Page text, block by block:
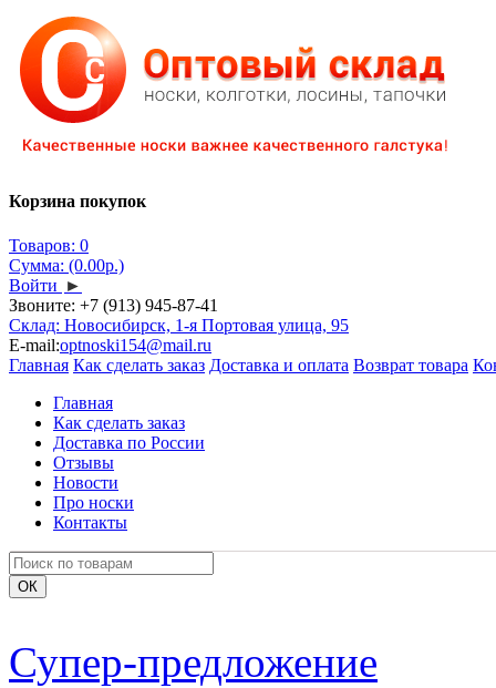
Корзина покупок
Товаров: 0
Сумма: (0.00р.)
Войти ►
Звоните: +7 (913) 945-87-41
Склад: Новосибирск, 1-я Портовая улица, 95
E-mail:optnoski154@mail.ru
Главная Как сделать заказ Доставка и оплата Возврат товара
Главная
Как сделать заказ
Доставка по России
Отзывы
Новости
Про носки
Контакты
Супер-предложение